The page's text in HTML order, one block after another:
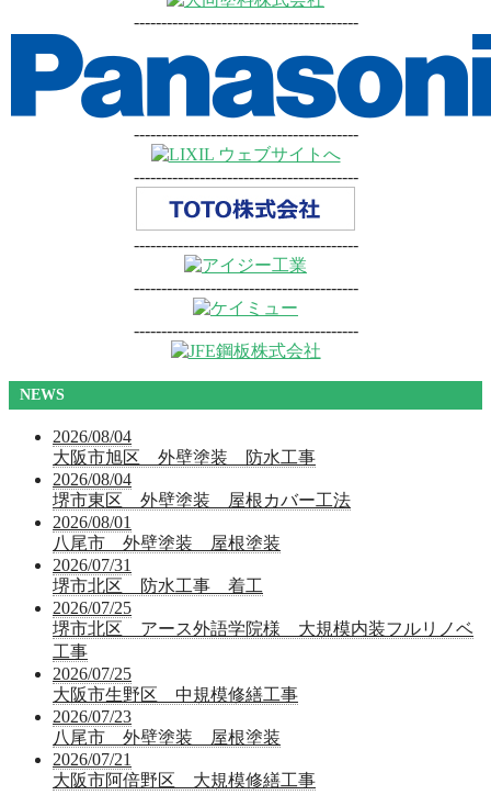
-----------------------------------------
-----------------------------------------
-----------------------------------------
-----------------------------------------
-----------------------------------------
-----------------------------------------
NEWS
2026/08/04
大阪市旭区 外壁塗装 防水工事
2026/08/04
堺市東区 外壁塗装 屋根カバー工法
2026/08/01
八尾市 外壁塗装 屋根塗装
2026/07/31
堺市北区 防水工事 着工
2026/07/25
堺市北区 アース外語学院様 大規模内装フルリノベ
工事
2026/07/25
大阪市生野区 中規模修繕工事
2026/07/23
八尾市 外壁塗装 屋根塗装
2026/07/21
大阪市阿倍野区 大規模修繕工事